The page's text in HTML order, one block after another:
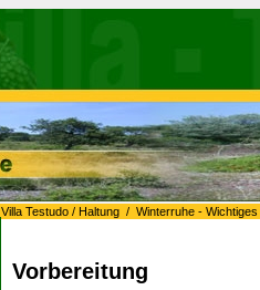
Villa Testudo / Haltung / Winterruhe - Wichtiges
Vorbereitung